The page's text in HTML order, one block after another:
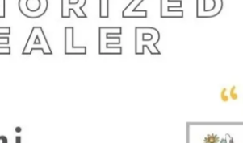
職人以手工方式描繪每一道細節。
也帶著如夜空微光般的神祕溫度。
靈魂。